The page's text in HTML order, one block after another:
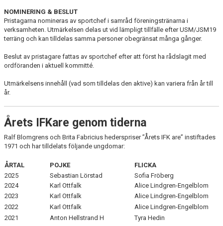
NOMINERING & BESLUT
Pristagarna nomineras av sportchef i samråd föreningstränarna i
verksamheten. Utmärkelsen delas ut vid lämpligt tillfälle efter USM/JSM19
terräng och kan tilldelas samma personer obegränsat många gånger.
Beslut av pristagare fattas av sportchef efter att först ha rådslagit med
ordföranden i aktuell kommitté.
Utmärkelsens innehåll (vad som tilldelas den aktive) kan variera från år till
år.
Årets IFKare genom tiderna
Ralf Blomgrens och Brita Fabricius hederspriser ”Årets IFK are” instiftades
1971 och har tilldelats följande ungdomar:
ÅRTAL POJKE
FLICKA
2025
Sebastian Lörstad
Sofia Fröberg
2024
Karl Ottfalk
Alice Lindgren-Engelblom
2023
Karl Ottfalk
Alice Lindgren-Engelblom
2022
Karl Ottfalk
Alice Lindgren-Engelblom
2021
Anton Hellstrand H
Tyra Hedin